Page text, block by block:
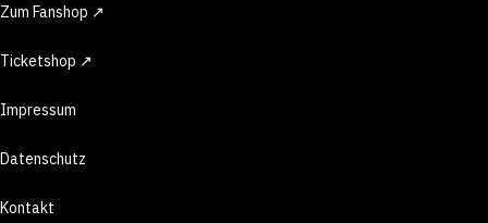
Zum Fanshop ↗
Ticketshop ↗
Impressum
Datenschutz
Kontakt